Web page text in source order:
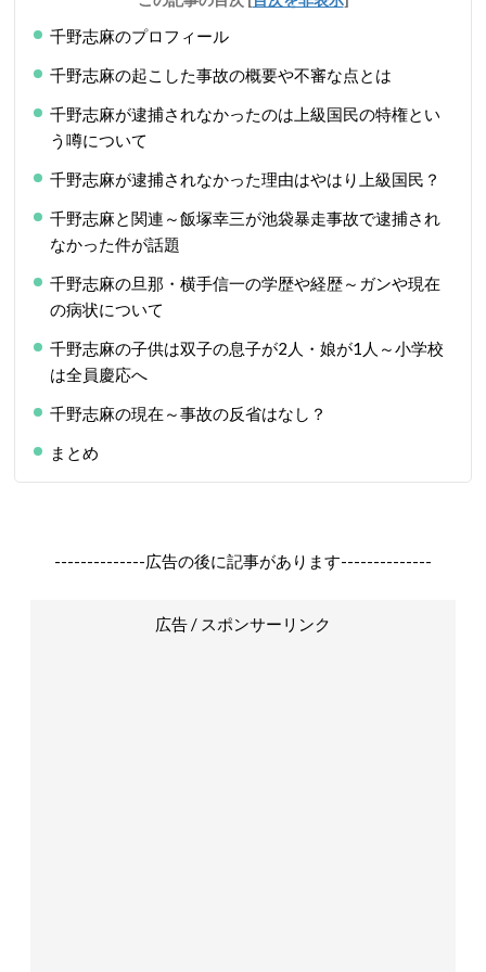
千野志麻のプロフィール
千野志麻の起こした事故の概要や不審な点とは
千野志麻が逮捕されなかったのは上級国民の特権とい
う噂について
千野志麻が逮捕されなかった理由はやはり上級国民？
千野志麻と関連～飯塚幸三が池袋暴走事故で逮捕され
なかった件が話題
千野志麻の旦那・横手信一の学歴や経歴～ガンや現在
の病状について
千野志麻の子供は双子の息子が2人・娘が1人～小学校
は全員慶応へ
千野志麻の現在～事故の反省はなし？
まとめ
--------------広告の後に記事があります--------------
広告 / スポンサーリンク